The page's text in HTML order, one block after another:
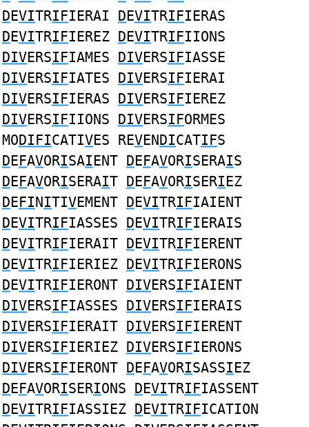
DEVITRIFIERAI DEVITRIFIERAS
DEVITRIFIEREZ DEVITRIFIIONS
DIVERSIFIAMES DIVERSIFIASSE
DIVERSIFIATES DIVERSIFIERAI
DIVERSIFIERAS DIVERSIFIEREZ
DIVERSIFIIONS DIVERSIFORMES
MODIFICATIVES REVENDICATIFS
DEFAVORISAIENT DEFAVORISERAIS
DEFAVORISERAIT DEFAVORISERIEZ
DEFINITIVEMENT DEVITRIFIAIENT
DEVITRIFIASSES DEVITRIFIERAIS
DEVITRIFIERAIT DEVITRIFIERENT
DEVITRIFIERIEZ DEVITRIFIERONS
DEVITRIFIERONT DIVERSIFIAIENT
DIVERSIFIASSES DIVERSIFIERAIS
DIVERSIFIERAIT DIVERSIFIERENT
DIVERSIFIERIEZ DIVERSIFIERONS
DIVERSIFIERONT DEFAVORISASSIEZ
DEFAVORISERIONS DEVITRIFIASSENT
DEVITRIFIASSIEZ DEVITRIFICATION